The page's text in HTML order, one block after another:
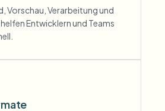
Vorschau, Verarbeitung und
Entwicklern und Teams